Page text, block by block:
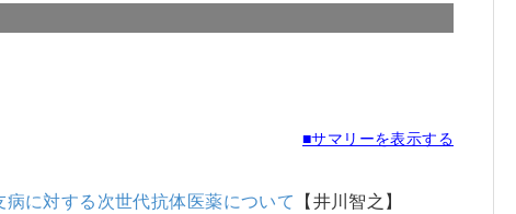
■サマリーを表示する
に対する次世代抗体医薬について 【井川智之】